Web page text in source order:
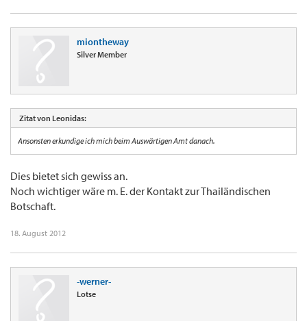
miontheway
Silver Member
Zitat von Leonidas:
Ansonsten erkundige ich mich beim Auswärtigen Amt danach.
Dies bietet sich gewiss an.
Noch wichtiger wäre m. E. der Kontakt zur Thailändischen
Botschaft.
18. August 2012
-werner-
Lotse